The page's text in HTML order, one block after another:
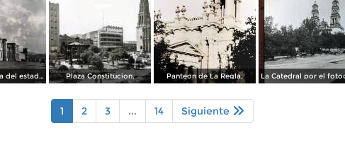
La Penitenciaria del estado. Plaza Constitucion. Panteon de La Regla,
1 2 3 ... 14 Siguiente